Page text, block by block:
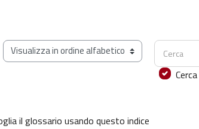
Sfoglia il glossario usando questo indice
Cerca
il glossario usando questo indice